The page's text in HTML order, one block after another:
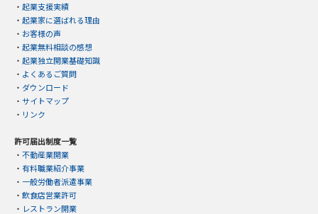
・ 起業支援実績
・ 起業家に選ばれる理由
・ お客様の声
・ 起業無料相談の感想
・ 起業独立開業基礎知識
・ よくあるご質問
・ ダウンロード
・ サイトマップ
・ リンク
許可届出制度一覧
・ 不動産業開業
・ 有料職業紹介事業
・ 一般労働者派遣事業
・ 飲食店営業許可
・ レストラン開業